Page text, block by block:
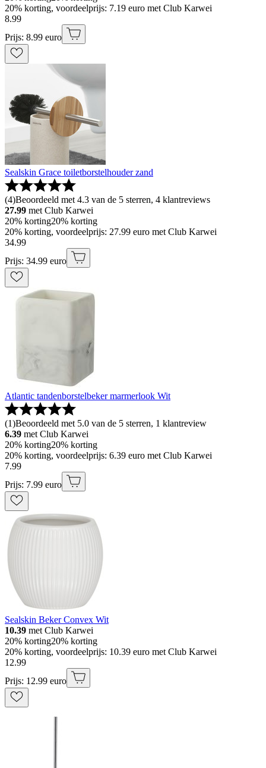
20% korting, voordeelprijs: 7.19 euro met Club Karwei
8.99
Prijs: 8.99 euro
Sealskin Grace toiletborstelhouder zand
(4)Beoordeeld met 4.3 van de 5 sterren, 4 klantreviews
27.99 met Club Karwei
20% korting20% korting
20% korting, voordeelprijs: 27.99 euro met Club Karwei
34.99
Prijs: 34.99 euro
Atlantic tandenborstelbeker marmerlook Wit
(1)Beoordeeld met 5.0 van de 5 sterren, 1 klantreview
6.39 met Club Karwei
20% korting20% korting
20% korting, voordeelprijs: 6.39 euro met Club Karwei
7.99
Prijs: 7.99 euro
Sealskin Beker Convex Wit
10.39 met Club Karwei
20% korting20% korting
20% korting, voordeelprijs: 10.39 euro met Club Karwei
12.99
Prijs: 12.99 euro